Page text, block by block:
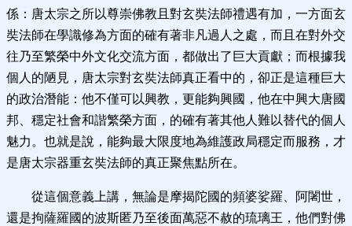
係：唐太宗之所以尊崇佛教且對玄奘法師禮遇有加，一方面玄
奘法師在學識修為方面的確有著非凡過人之處，而且在對外交
往乃至繁榮中外文化交流方面，都做出了巨大貢獻；而根據我
個人的陋見，唐太宗對玄奘法師真正看中的，卻正是這種巨大
的政治潛能：他不僅可以興教，更能夠興國，他在中興大唐國
邦、穩定社會和諧繁榮方面，的確有著其他人難以替代的個人
魅力。也就是說，能夠最大限度地為維護政局穩定而服務，才
是唐太宗器重玄奘法師的真正聚焦點所在。
從這個意義上講，無論是摩揭陀國的頻婆娑羅、阿闍世，
還是拘薩羅國的波斯匿乃至後面萬惡不赦的琉璃王，他們對佛